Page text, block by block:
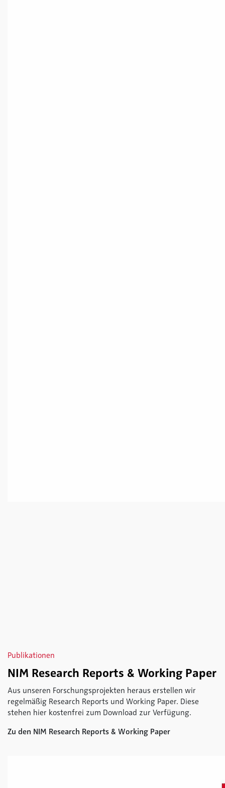
Publikationen
NIM Research Reports & Working Paper
Aus unseren Forschungsprojekten heraus erstellen wir
regelmäßig Research Reports und Working Paper. Diese
stehen hier kostenfrei zum Download zur Verfügung.
Zu den NIM Research Reports & Working Paper